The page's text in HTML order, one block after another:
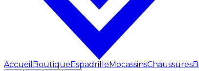
Accueil BoutiqueEspadrilleMocassinsChaussures